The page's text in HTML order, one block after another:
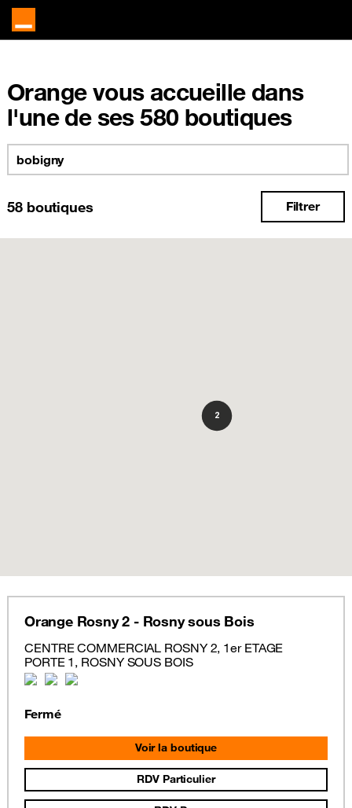
Orange vous accueille dans
l'une de ses 580 boutiques
58boutiques Filtrer
Orange Rosny 2 - Rosny sous Bois
CENTRE COMMERCIAL ROSNY 2, 1er ETAGE
PORTE 1, ROSNY SOUS BOIS
Fermé
Voir la boutique
RDV Particulier
2